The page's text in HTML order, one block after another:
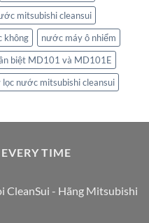
mitsubishi cleansui
không
nước máy ô nhiểm
biệt MD101 và MD101E
lọc nước mitsubishi cleansui
TIME
- Hãng Mitsubishi